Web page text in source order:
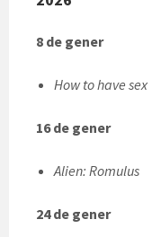
8 de gener
How to have sex
16 de gener
Alien: Romulus
24 de gener